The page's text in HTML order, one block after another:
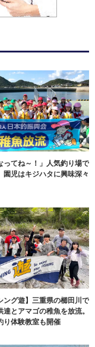
ってね～！」人気釣り場で
園児はキジハタに興味深々
ング遊】三重県の櫛田川で
とアマゴの稚魚を放流。
り体験教室も開催